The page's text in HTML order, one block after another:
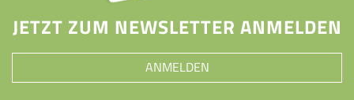
JETZT ZUM NEWSLETTER ANMELDEN
ANMELDEN